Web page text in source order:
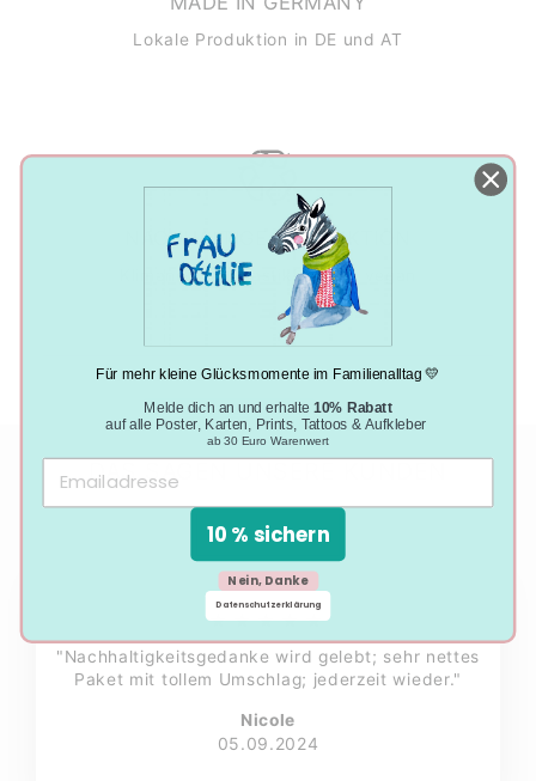
Lokale Produktion in DE und AT
NACHHALTIGE PRODUKTION
Klimaneutral, plastikfrei und vegan
DAS SAGEN UNSERE KUNDEN
★★★★★
"Nachhaltigkeitsgedanke wird gelebt; sehr nettes
Paket mit tollem Umschlag; jederzeit wieder."
Nicole
05.09.2024
Für mehr kleine Glücksmomente im Familienalltag 💛
Melde dich an und erhalte10% Rabatt
auf alle Poster, Karten, Prints, Tattoos & Aufkleber
ab 30 Euro Warenwert
10 % sichern
Nein, Danke
Datenschutzerklärung